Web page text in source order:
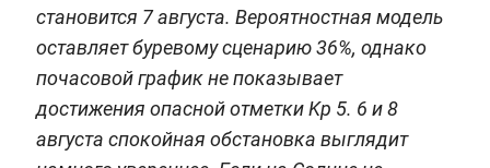
становится 7 августа. Вероятностная модель
оставляет буревому сценарию 36%, однако
почасовой график не показывает
достижения опасной отметки Kp 5. 6 и 8
августа спокойная обстановка выглядит